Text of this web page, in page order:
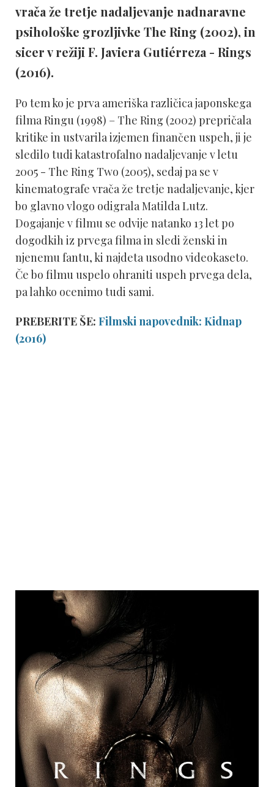
vrača že tretje nadaljevanje nadnaravne
psihološke grozljivke The Ring (2002), in
sicer v režiji F. Javiera Gutiérreza - Rings
(2016).
Po tem ko je prva ameriška različica japonskega
filma Ringu (1998) – The Ring (2002) prepričala
kritike in ustvarila izjemen finančen uspeh, ji je
sledilo tudi katastrofalno nadaljevanje v letu
2005 - The Ring Two (2005), sedaj pa se v
kinematografe vrača že tretje nadaljevanje, kjer
bo glavno vlogo odigrala Matilda Lutz.
Dogajanje v filmu se odvije natanko 13 let po
dogodkih iz prvega filma in sledi ženski in
njenemu fantu, ki najdeta usodno videokaseto.
Če bo filmu uspelo ohraniti uspeh prvega dela,
pa lahko ocenimo tudi sami.
PREBERITE ŠE: Filmski napovednik: Kidnap
(2016)